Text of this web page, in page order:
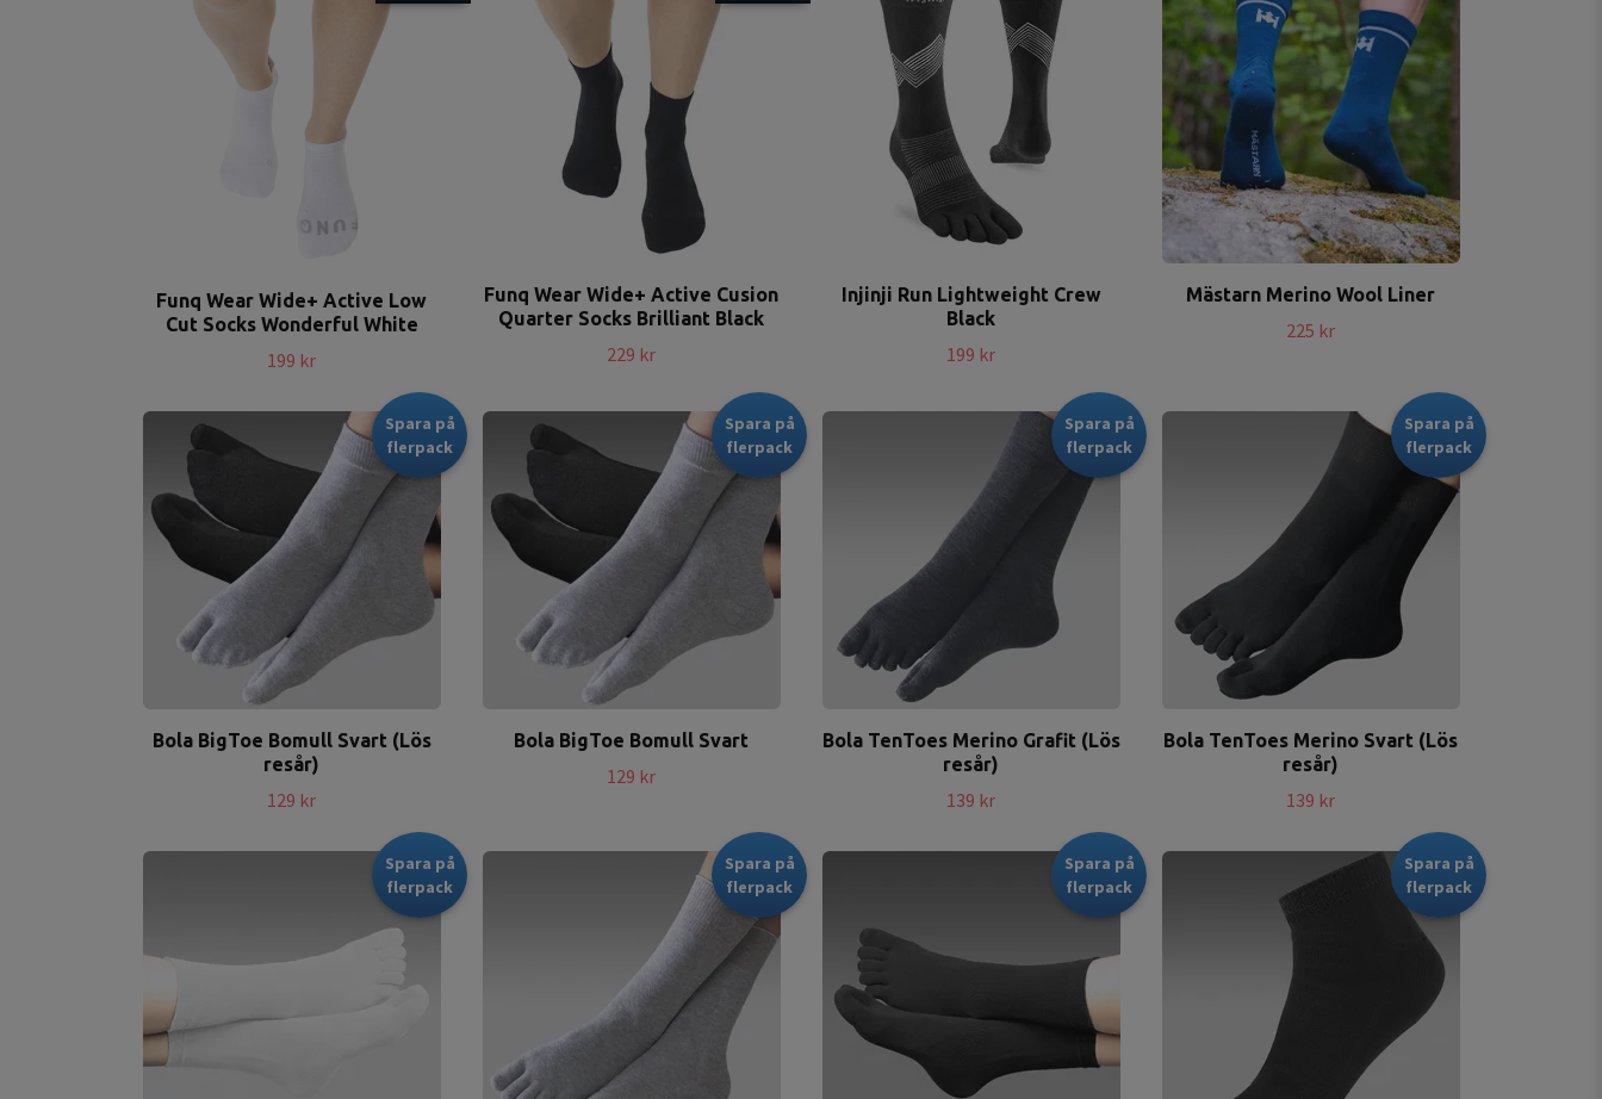
Funq Wear Wide+ Active Low
Cut Socks Wonderful White
199 kr
Funq Wear Wide+ Active Cusion
Quarter Socks Brilliant Black
229 kr
Injinji Run Lightweight Crew
Black
199 kr
Mästarn Merino Wool Liner
225 kr
Spara på
flerpack
Bola BigToe Bomull Svart (Lös
resår)
129 kr
Spara på
flerpack
Bola BigToe Bomull Svart
129 kr
Spara på
flerpack
Bola TenToes Merino Grafit (Lös
resår)
139 kr
Spara på
flerpack
Bola TenToes Merino Svart (Lös
resår)
139 kr
Spara på
flerpack
Spara på
flerpack
Spara på
flerpack
Spara på
flerpack